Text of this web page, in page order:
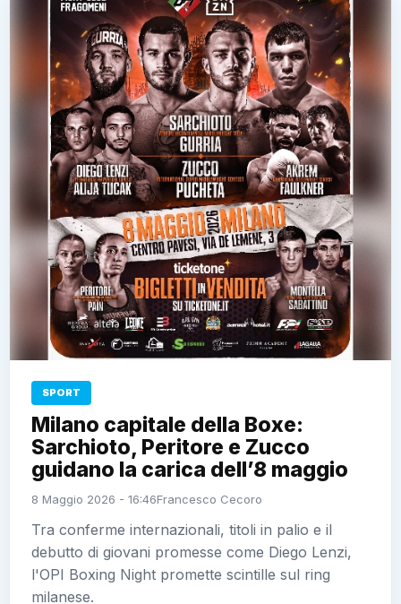
SPORT
Milano capitale della Boxe:
Sarchioto, Peritore e Zucco
guidano la carica dell’8 maggio
8 Maggio 2026 - 16:46Francesco Cecoro
Tra conferme internazionali, titoli in palio e il
debutto di giovani promesse come Diego Lenzi,
l'OPI Boxing Night promette scintille sul ring
milanese.